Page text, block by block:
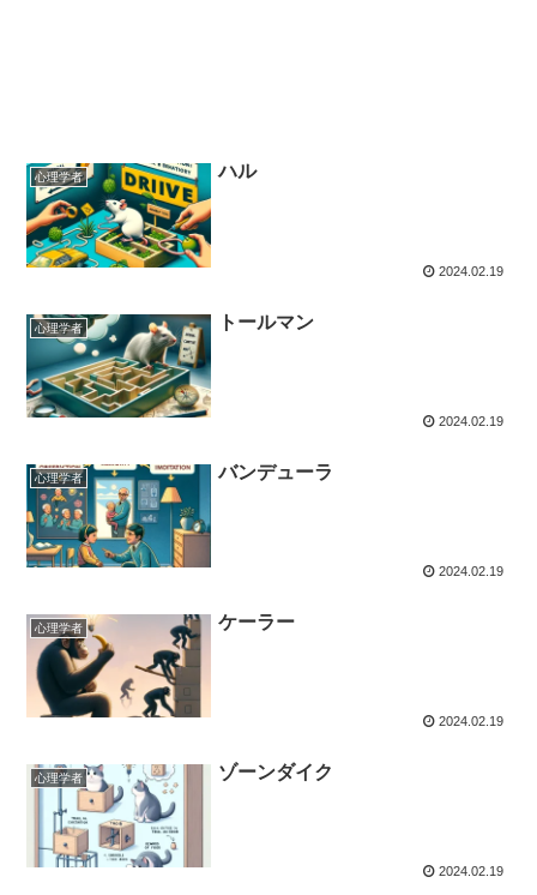
心理学者 ハル
2024.02.19
心理学者 トールマン
2024.02.19
心理学者 バンデューラ
2024.02.19
心理学者 ケーラー
2024.02.19
心理学者 ゾーンダイク
2024.02.19